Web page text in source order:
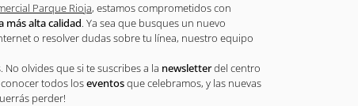
Parque Rioja, estamos comprometidos con
más alta calidad. Ya sea que busques un nuevo
o resolver dudas sobre tu línea, nuestro equipo
olvides que si te suscribes a la newsletterdel centro
todos loseventosque celebramos, y las nuevas
perder!